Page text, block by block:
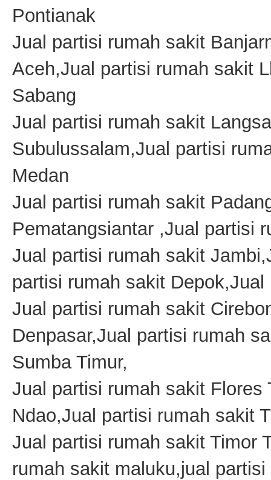
Pontianak
Jual partisi rumah sakit
Aceh,Jual partisi rumah sakit
Sabang
Jual partisi rumah sakit
Subulussalam,Jual partisi
Medan
Jual partisi rumah sakit
Pematangsiantar ,Jual
Jual partisi rumah sakit
partisi rumah sakit
Jual partisi rumah sakit
Denpasar,Jual partisi rumah
Sumba Timur,
Jual partisi rumah sakit
Ndao,Jual partisi rumah sakit
Jual partisi rumah sakit Timor
rumah sakit maluku,jual